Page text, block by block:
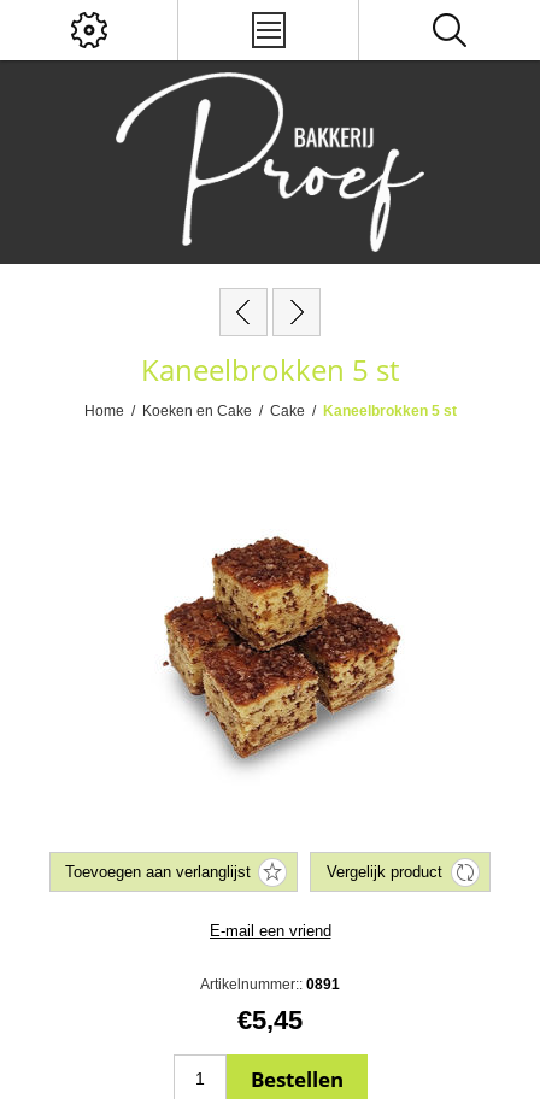
Kaneelbrokken 5 st
Home / Koeken en Cake / Cake / Kaneelbrokken 5 st
Artikelnummer:: 0891
€5,45